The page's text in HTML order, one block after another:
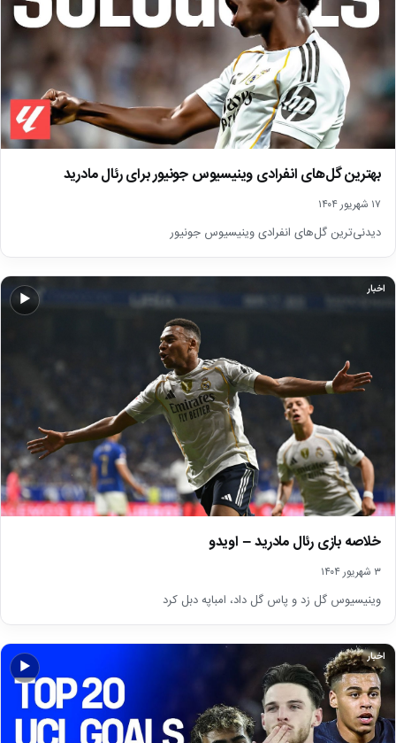
بهترین گل‌‌های انفرادی وینیسیوس جونیور برای رئال مادرید
۱۷ شهریور ۱۴۰۴
دیدنی‌ترین گل‌های انفرادی وینیسیوس جونیور
▶
اخبار
خلاصه بازی رئال مادرید – اویدو
۳ شهریور ۱۴۰۴
وینیسیوس گل زد و پاس گل داد، امباپه دبل کرد
▶
اخبار